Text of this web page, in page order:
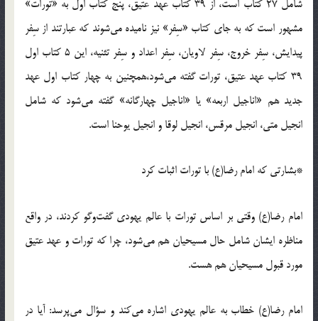
شامل 27 کتاب است، از 39 کتاب عهد عتیق، پنج کتاب اول به «تورات»
مشهور است که به جای کتاب «سِفر» نیز نامیده می‌شوند که عبارتند از سِفر
پیدایش، سِفر خروج، سِفر لاویان، سِفر اعداد و سِفر تثنیه، این 5 کتاب اول
39 کتاب عهد عتیق، تورات گفته می‌شود،همچنین به چهار کتاب اول عهد
جدید هم «اناجیل اربعه» یا «اناجیل چهارگانه» گفته می‌شود که شامل
انجیل متی، انجیل مرقس، انجیل لوقا و انجیل یوحنا است.
*بشارتی که امام رضا(ع) با تورات اثبات کرد
امام رضا(ع) وقتی بر اساس تورات با عالم یهودی گفت‌وگو کردند، در واقع
مناظره ایشان شامل حال مسیحیان هم می‌شود، چرا که تورات و عهد عتیق
مورد قبول مسیحیان هم هست.
امام رضا(ع) خطاب به عالم یهودی اشاره می‌کند و سؤال می‌پرسد: آیا در